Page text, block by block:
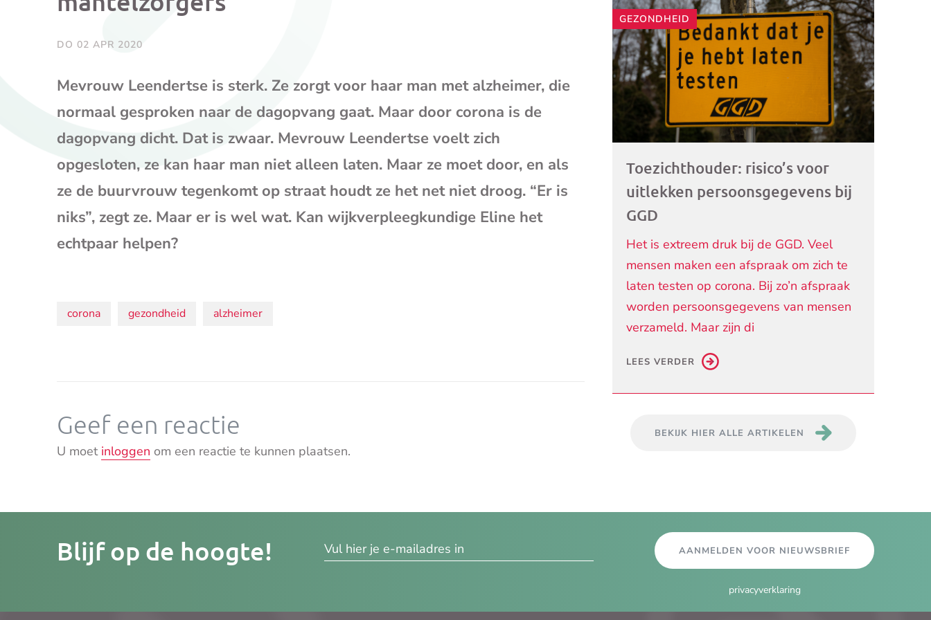
mailprogramma)
DO 02 APR 2020
Mevrouw Leendertse is sterk. Ze zorgt voor haar man met alzheimer, die
normaal gesproken naar de dagopvang gaat. Maar door corona is de
dagopvang dicht. Dat is zwaar. Mevrouw Leendertse voelt zich
opgesloten, ze kan haar man niet alleen laten. Maar ze moet door, en als
ze de buurvrouw tegenkomt op straat houdt ze het net niet droog. “Er is
niks”, zegt ze. Maar er is wel wat. Kan wijkverpleegkundige Eline het
echtpaar helpen?
Onderwerpen:
corona gezondheid alzheimer
Geef een reactie
U moet inloggen om een reactie te kunnen plaatsen.
GEZONDHEID
Toezichthouder: risico’s voor
uitlekken persoonsgegevens bij
GGD
Het is extreem druk bij de GGD. Veel
mensen maken een afspraak om zich te
laten testen op corona. Bij zo’n afspraak
worden persoonsgegevens van mensen
verzameld. Maar zijn di
LEES VERDER
BEKIJK HIER ALLE ARTIKELEN
Blijf op de hoogte! AANMELDEN VOOR NIEUWSBRIEF
privacyverklaring